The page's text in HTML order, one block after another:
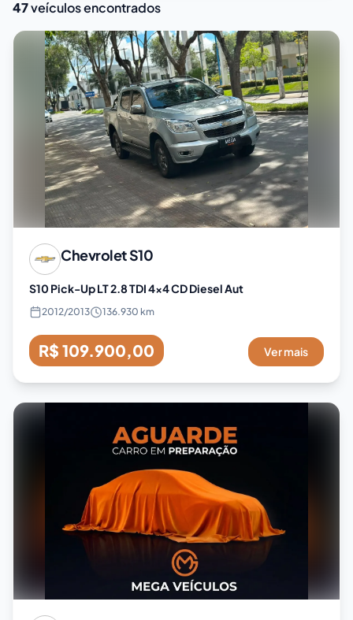
47veículos encontrados
ChevroletS10
S10 Pick-Up LT 2.8 TDI 4x4 CD Diesel Aut
2012/2013 136.930 km
R$ 109.900,00 Ver mais